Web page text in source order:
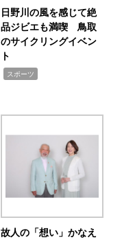
日野川の風を感じて絶
品ジビエも満喫 鳥取
のサイクリングイベン
ト
スポーツ
故人の「想い」かなえ